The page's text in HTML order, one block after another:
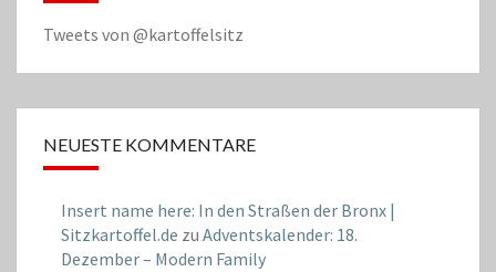
Tweets von @kartoffelsitz
NEUESTE KOMMENTARE
Insert name here: In den Straßen der Bronx |
Sitzkartoffel.de zu Adventskalender: 18.
Dezember – Modern Family